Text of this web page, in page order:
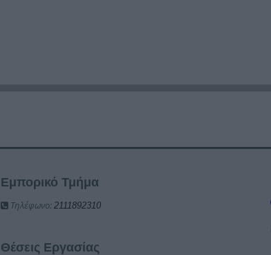
Εμπορικό Τμήμα
Τηλέφωνο: 2111892310
Θέσεις Εργασίας